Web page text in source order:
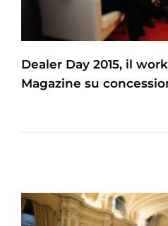
Dealer Day 2015, il
Magazine su